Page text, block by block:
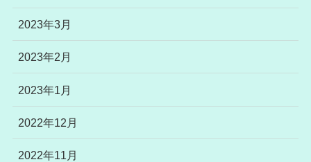
2023年3月
2023年2月
2023年1月
2022年12月
2022年11月